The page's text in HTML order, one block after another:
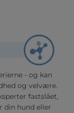
- og kan
og velvære.
fastslået,
din hund eller